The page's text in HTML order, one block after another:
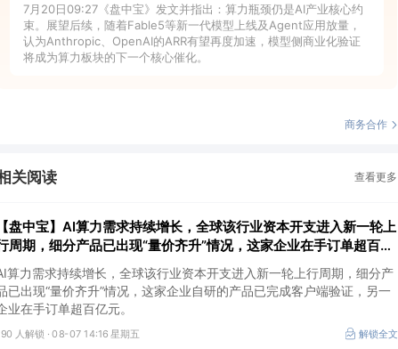
7月20日09:27《盘中宝》发文并指出：算力瓶颈仍是AI产业核心约
束。展望后续，随着Fable5等新一代模型上线及Agent应用放量，
认为Anthropic、OpenAI的ARR有望再度加速，模型侧商业化验证
将成为算力板块的下一个核心催化。
商务合作
关阅读 查看更多
【盘中宝】AI算力需求持续增长，全球该行业资本开支进入新一轮上
周期，细分产品已出现“量价齐升”情况，这家企业在手订单超百亿
算力需求持续增长，全球该行业资本开支进入新一轮上行周期，细分产
已出现“量价齐升”情况，这家企业自研的产品已完成客户端验证，另一
业在手订单超百亿元。
人解锁 ·08-07 14:16 星期五 解锁全文